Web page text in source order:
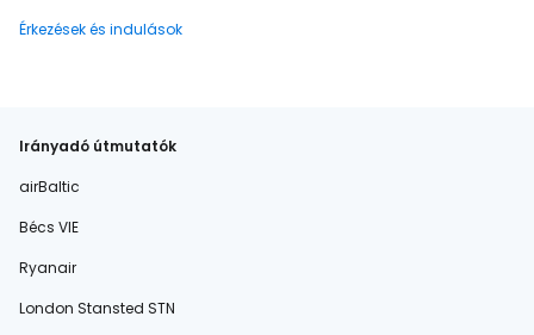
Érkezések és indulások
Irányadó útmutatók
airBaltic
Bécs VIE
Ryanair
London Stansted STN